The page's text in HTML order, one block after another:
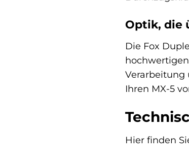
Optik, die
Die Fox
hochwertigen
Verarbeitung
Ihren MX-5
Hier finden